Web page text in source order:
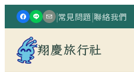
|常見問題|聯絡我們
翔慶旅行社